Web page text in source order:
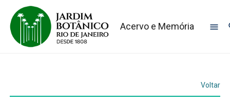
Acervo e Memória
Voltar